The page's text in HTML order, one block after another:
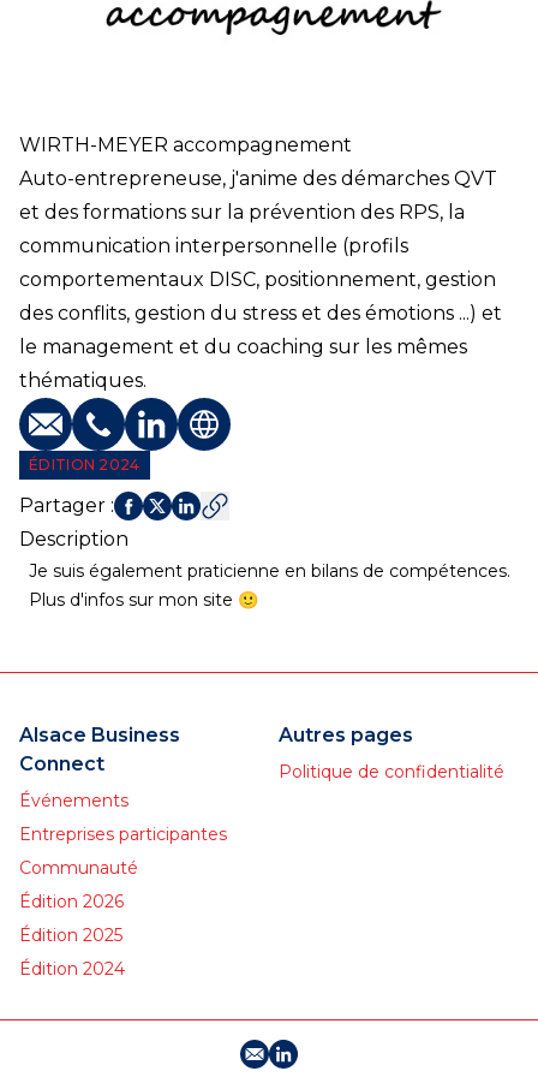
WIRTH-MEYER accompagnement
Auto-entrepreneuse, j'anime des démarches QVT
et des formations sur la prévention des RPS, la
communication interpersonnelle (profils
comportementaux DISC, positionnement, gestion
des conflits, gestion du stress et des émotions ...) et
le management et du coaching sur les mêmes
thématiques.
E-mailTéléphoneProfil LinkedIn
Site web
ÉDITION 2024
Partager :
Description
Je suis également praticienne en bilans de compétences.
Plus d'infos sur mon site 🙂
Alsace Business
Connect
Événements
Entreprises participantes
Communauté
Édition 2026
Édition 2025
Édition 2024
Autres pages
Politique de confidentialité
E-mailProfil LinkedIn